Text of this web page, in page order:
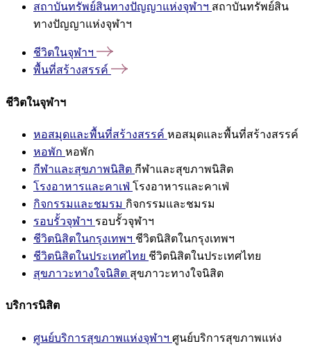
สถาบันทรัพย์สินทางปัญญาแห่งจุฬาฯ สถาบันทรัพย์สิน
ทางปัญญาแห่งจุฬาฯ
ชีวิตในจุฬาฯ
พื้นที่สร้างสรรค์
ชีวิตในจุฬาฯ
หอสมุดและพื้นที่สร้างสรรค์ หอสมุดและพื้นที่สร้างสรรค์
หอพัก หอพัก
กีฬาและสุขภาพนิสิต กีฬาและสุขภาพนิสิต
โรงอาหารและคาเฟ่ โรงอาหารและคาเฟ่
กิจกรรมและชมรม กิจกรรมและชมรม
รอบรั้วจุฬาฯ รอบรั้วจุฬาฯ
ชีวิตนิสิตในกรุงเทพฯ ชีวิตนิสิตในกรุงเทพฯ
ชีวิตนิสิตในประเทศไทย ชีวิตนิสิตในประเทศไทย
สุขภาวะทางใจนิสิต สุขภาวะทางใจนิสิต
บริการนิสิต
ศูนย์บริการสุขภาพแห่งจุฬาฯ ศูนย์บริการสุขภาพแห่ง